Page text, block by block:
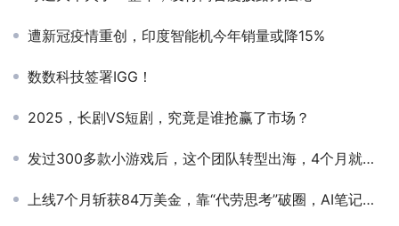
遭新冠疫情重创，印度智能机今年销量或降15%
数数科技签署IGG！
2025，长剧VS短剧，究竟是谁抢赢了市场？
发过300多款小游戏后，这个团队转型出海，4个月就做出了爆款手游！
上线7个月斩获84万美金，靠“代劳思考”破圈，AI笔记工具新竞速打响